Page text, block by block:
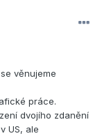
věnujeme
práce.
dvojího zdanění
US, ale